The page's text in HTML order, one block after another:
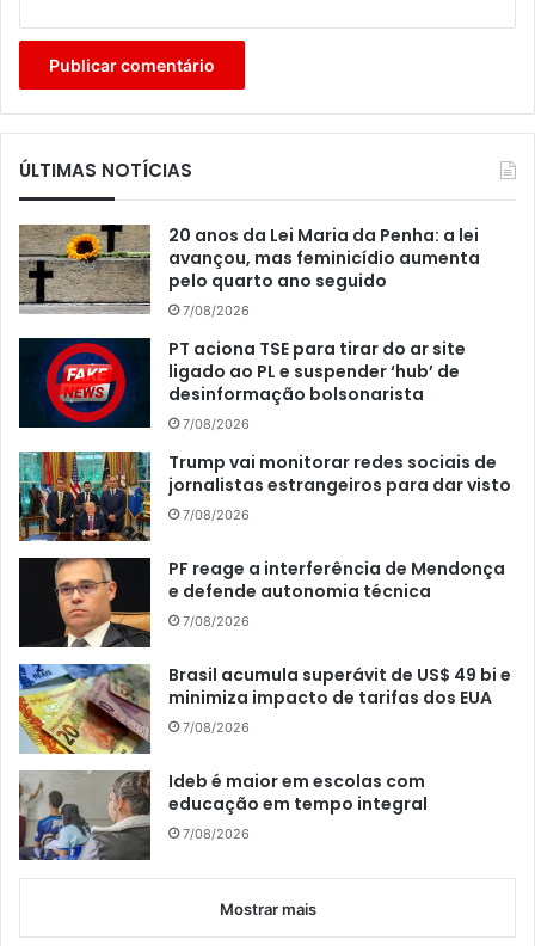
ÚLTIMAS NOTÍCIAS
20 anos da Lei Maria da Penha: a lei
avançou, mas feminicídio aumenta
pelo quarto ano seguido
7/08/2026
PT aciona TSE para tirar do ar site
ligado ao PL e suspender ‘hub’ de
desinformação bolsonarista
7/08/2026
Trump vai monitorar redes sociais de
jornalistas estrangeiros para dar visto
7/08/2026
PF reage a interferência de Mendonça
e defende autonomia técnica
7/08/2026
Brasil acumula superávit de US$ 49 bi e
minimiza impacto de tarifas dos EUA
7/08/2026
Ideb é maior em escolas com
educação em tempo integral
7/08/2026
Mostrar mais